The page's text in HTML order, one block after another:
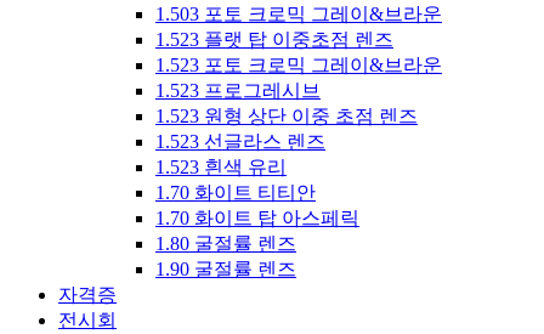
1.503 포토 크로믹 그레이&브라운
1.523 플랫 탑 이중초점 렌즈
1.523 포토 크로믹 그레이&브라운
1.523 프로그레시브
1.523 원형 상단 이중 초점 렌즈
1.523 선글라스 렌즈
1.523 흰색 유리
1.70 화이트 티티안
1.70 화이트 탑 아스페릭
1.80 굴절률 렌즈
1.90 굴절률 렌즈
자격증
전시회